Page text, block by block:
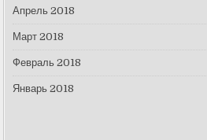
Апрель 2018
Март 2018
Февраль 2018
Январь 2018